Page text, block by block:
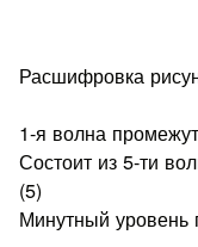
Расшифровка
1-я волна
Состоит из 5-ти
(5)
Минутный уровень